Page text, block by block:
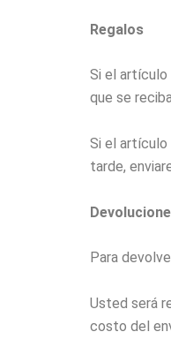
Regalos
Si el artículo
que se
Si el artículo
tarde,
Para
Usted será
costo del